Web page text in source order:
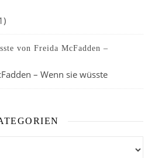
von Freida McFadden –
– Wenn sie wüsste